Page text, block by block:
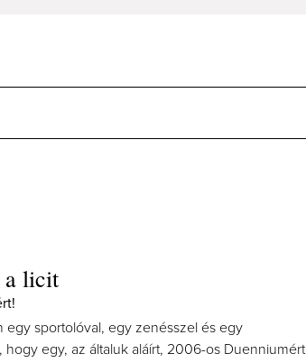
a licit
egy sportolóval, egy zenésszel és egy
hogy egy, az általuk aláírt, 2006-os Duenniumért